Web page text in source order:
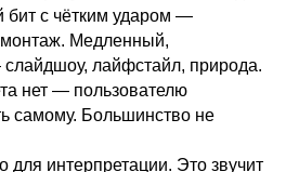
бит с чётким ударом —
Медленный,
лайфстайл, природа.
нет — пользователю
самому. Большинство не
для интерпретации. Это звучит